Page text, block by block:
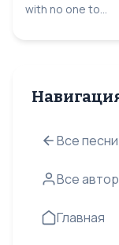
with no one to...
Все
Все
Главная